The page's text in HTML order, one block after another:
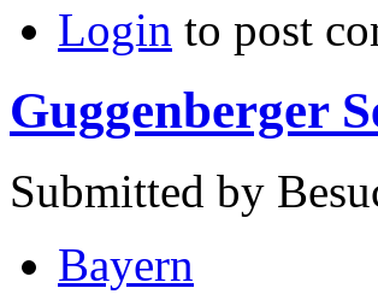
Login to post
Guggenberger
Submitted by
Bayern